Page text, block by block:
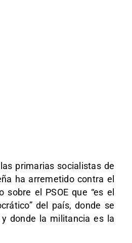
primarias socialistas de
ha arremetido contra el
sobre el PSOE que “es el
del país, donde se
donde la militancia es la